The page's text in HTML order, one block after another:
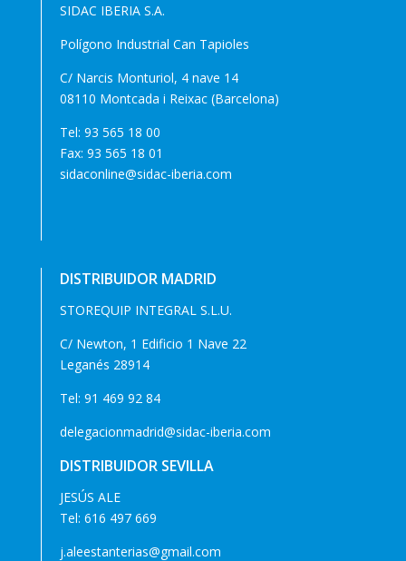
SIDAC IBERIA S.A.
Polígono Industrial Can Tapioles
C/ Narcis Monturiol, 4 nave 14
08110 Montcada i Reixac (Barcelona)
Tel: 93 565 18 00
Fax: 93 565 18 01
sidaconline@sidac-iberia.com
DISTRIBUIDOR MADRID
STOREQUIP INTEGRAL S.L.U.
C/ Newton, 1 Edificio 1 Nave 22
Leganés 28914
Tel: 91 469 92 84
delegacionmadrid@sidac-iberia.com
DISTRIBUIDOR SEVILLA
JESÚS ALE
Tel: 616 497 669
j.aleestanterias@gmail.com